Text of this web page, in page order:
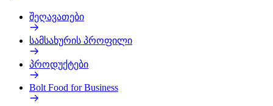
შეღავათები
სამსახურის პროფილი
პროდუქტები
Bolt Food for Business